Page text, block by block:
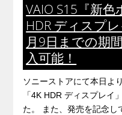
VAIO S15『新
HDR ディスプ
月9日までの期
入可能！
ソニーストアにて本日よ
「4K HDR ディスプレイ
た。 また、発売を記念し